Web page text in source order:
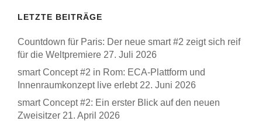
LETZTE BEITRÄGE
Countdown für Paris: Der neue smart #2 zeigt sich reif
für die Weltpremiere 27. Juli 2026
smart Concept #2 in Rom: ECA-Plattform und
Innenraumkonzept live erlebt 22. Juni 2026
smart Concept #2: Ein erster Blick auf den neuen
Zweisitzer 21. April 2026